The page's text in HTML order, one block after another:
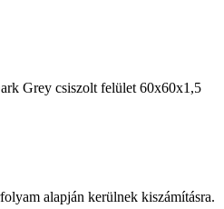
Grey csiszolt felület 60x60x1,5
alapján kerülnek kiszámításra.